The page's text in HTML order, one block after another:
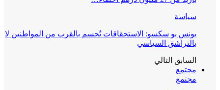
سياسة
يونس بو سكسو: الاستحقاقات تُحسم بالقرب من المواطنين لا
بالتراشق السياسي
السابق التالي
مجتمع
مجتمع